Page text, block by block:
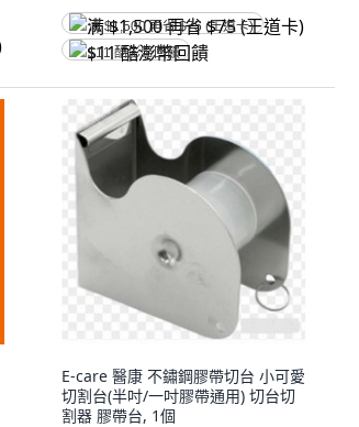
满 $1,500 再省 $75 (王道卡)
$11 酷澎幣回饋
E-care 醫康 不鏽鋼膠帶切台 小可愛
切割台(半吋/一吋膠帶通用) 切台切
割器 膠帶台, 1個